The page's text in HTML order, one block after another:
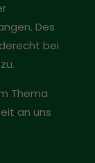
Des
bei
Thema
an uns